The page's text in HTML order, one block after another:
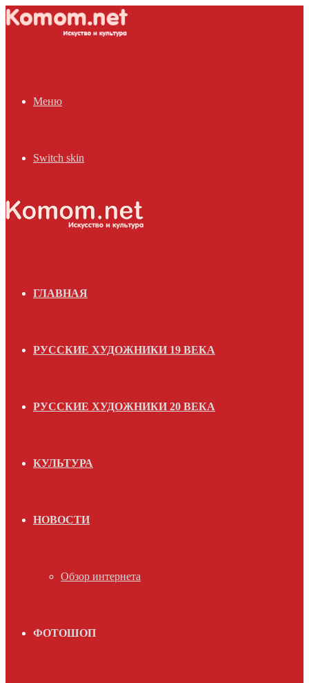
Меню
Switch skin
ГЛАВНАЯ
РУССКИЕ ХУДОЖНИКИ 19 ВЕКА
РУССКИЕ ХУДОЖНИКИ 20 ВЕКА
КУЛЬТУРА
НОВОСТИ
Обзор интернета
ФОТОШОП